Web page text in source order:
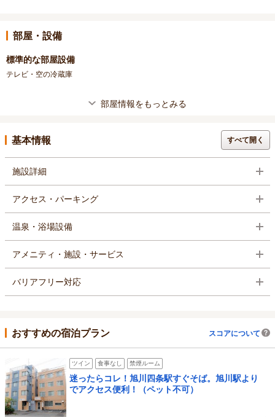
部屋・設備
標準的な部屋設備
テレビ・空の冷蔵庫
部屋情報をもっとみる
基本情報 すべて開く
施設詳細
アクセス・パーキング
温泉・浴場設備
アメニティ・施設・サービス
バリアフリー対応
おすすめの宿泊プラン スコアについて
ツイン 食事なし 禁煙ルーム
迷ったらコレ！旭川四条駅すぐそば。旭川駅より
でアクセス便利！（ペット不可）